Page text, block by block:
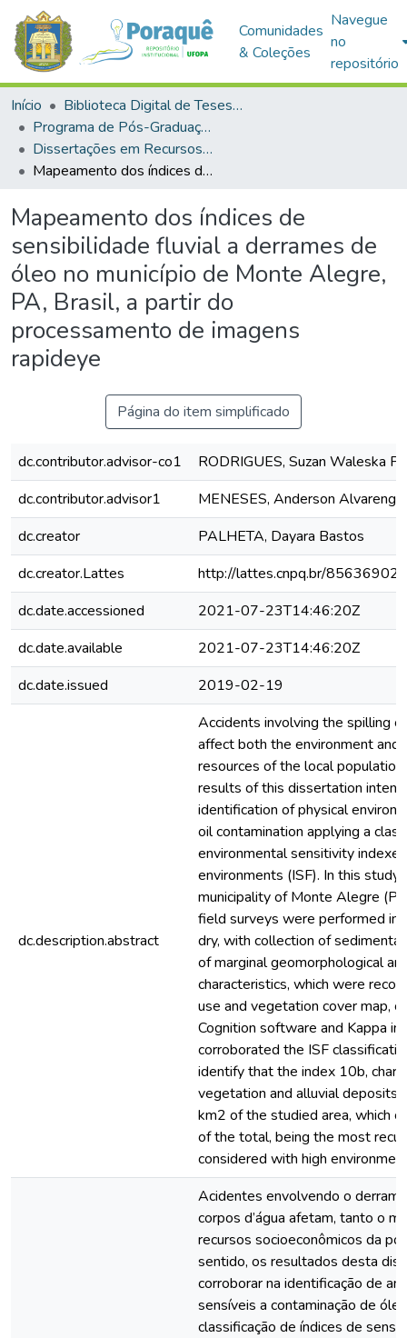
Comunidades
& Coleções
Navegue
no
repositório
Início
Biblioteca Digital de Teses e Dissertações (BDTD)
Programa de Pós-Graduação em Recursos Naturais da Amazônia (PPGRNA)
Dissertações em Recursos Naturais da Amazônia (Mestrado)
Mapeamento dos índices de sensibilidade fluvial a derrames de óleo no município de Monte Alegre, PA, Brasil, a partir do processamento de imagens rapideye
Mapeamento dos índices de
sensibilidade fluvial a derrames de
óleo no município de Monte Alegre,
PA, Brasil, a partir do
processamento de imagens
rapideye
Página do item simplificado
dc.contributor.advisor-co1
RODRIGUES, Suzan Waleska
dc.contributor.advisor1
MENESES, Anderson
dc.creator
PALHETA, Dayara Bastos
dc.creator.Lattes
http://lattes.cnpq.br/
dc.date.accessioned
2021-07-23T14:46:20Z
dc.date.available
2021-07-23T14:46:20Z
dc.date.issued
2019-02-19
dc.description.abstract
Accidents involving the spilling
affect both the environment and
resources of the local
results of this dissertation
identification of physical
oil contamination applying a
environmental sensitivity
environments (ISF). In this
municipality of Monte Alegre
field surveys were performed in
dry, with collection of
of marginal geomorphological
characteristics, which were
use and vegetation cover map,
Cognition software and Kappa
corroborated the ISF
identify that the index 10b,
vegetation and alluvial
km2 of the studied area, which
of the total, being the most
considered with high
Acidentes envolvendo o
corpos d’água afetam, tanto o
recursos socioeconômicos da
sentido, os resultados desta
corroborar na identificação de
sensíveis a contaminação de
classificação de índices de